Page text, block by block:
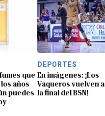
que
años
puedes
DEPORTES
En imágenes: ¡Los
Vaqueros vuelven a
la final del BSN!